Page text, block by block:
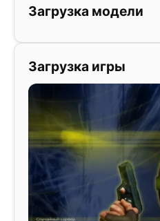
Загрузка модели
Загрузка игры